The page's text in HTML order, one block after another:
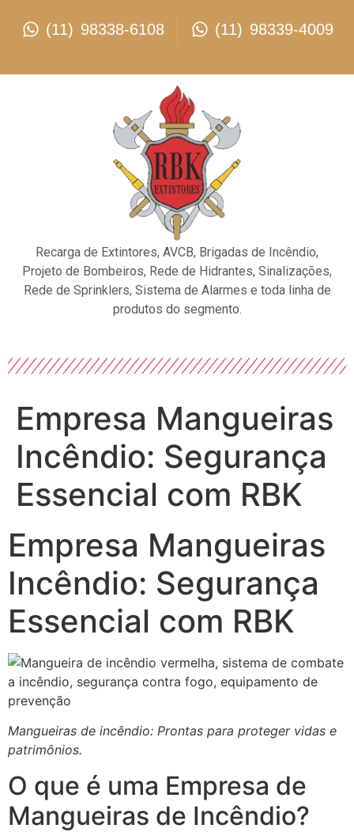
(11) 98338-6108 (11) 98339-4009
Recarga de Extintores, AVCB, Brigadas de Incêndio,
Projeto de Bombeiros, Rede de Hidrantes, Sinalizações,
Rede de Sprinklers, Sistema de Alarmes e toda linha de
produtos do segmento.
Empresa Mangueiras
Incêndio: Segurança
Essencial com RBK
Empresa Mangueiras
Incêndio: Segurança
Essencial com RBK
Mangueiras de incêndio: Prontas para proteger vidas e
patrimônios.
O que é uma Empresa de
Mangueiras de Incêndio?